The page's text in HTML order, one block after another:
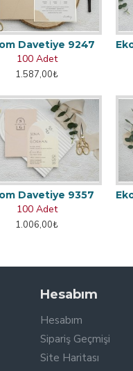
Davetiye 9247
100 Adet
1.587,00₺
Davetiye 9357
100 Adet
1.006,00₺
Hesabım
Hesabım
Sipariş Geçmişi
Site Haritası